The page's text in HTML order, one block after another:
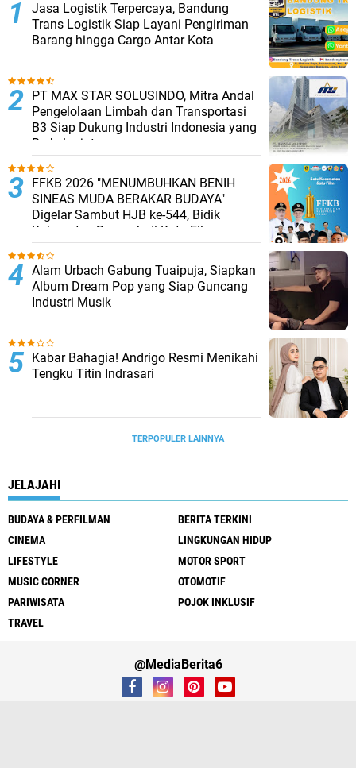
Jasa Logistik Terpercaya, Bandung
Trans Logistik Siap Layani Pengiriman
Barang hingga Cargo Antar Kota
PT MAX STAR SOLUSINDO, Mitra Andal
Pengelolaan Limbah dan Transportasi
B3 Siap Dukung Industri Indonesia yang
Berkelanjutan
FFKB 2026 "MENUMBUHKAN BENIH
SINEAS MUDA BERAKAR BUDAYA"
Digelar Sambut HJB ke-544, Bidik
Kabupaten Bogor Jadi Kota Film
Alam Urbach Gabung Tuaipuja, Siapkan
Album Dream Pop yang Siap Guncang
Industri Musik
Kabar Bahagia! Andrigo Resmi Menikahi
Tengku Titin Indrasari
TERPOPULER LAINNYA
JELAJAHI
BUDAYA & PERFILMAN
BERITA TERKINI
CINEMA
LINGKUNGAN HIDUP
LIFESTYLE
MOTOR SPORT
MUSIC CORNER
OTOMOTIF
PARIWISATA
POJOK INKLUSIF
TRAVEL
@MediaBerita6